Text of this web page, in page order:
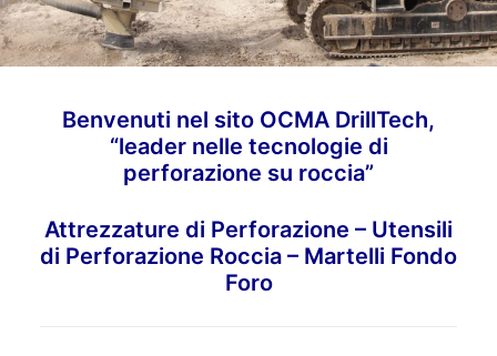
TECNOLOGIA
PRODOTTI
USATO
Benvenuti nel sito OCMA DrillTech,
“leader nelle tecnologie di
perforazione su roccia”
Attrezzature di Perforazione – Utensili
di Perforazione Roccia – Martelli Fondo
Foro